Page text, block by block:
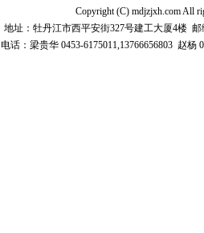
Copyright (C) mdjzjxh.com All
地址：牡丹江市西平安街327号建工大厦4楼 邮
电话：梁贵华 0453-6175011,13766656803 赵杨